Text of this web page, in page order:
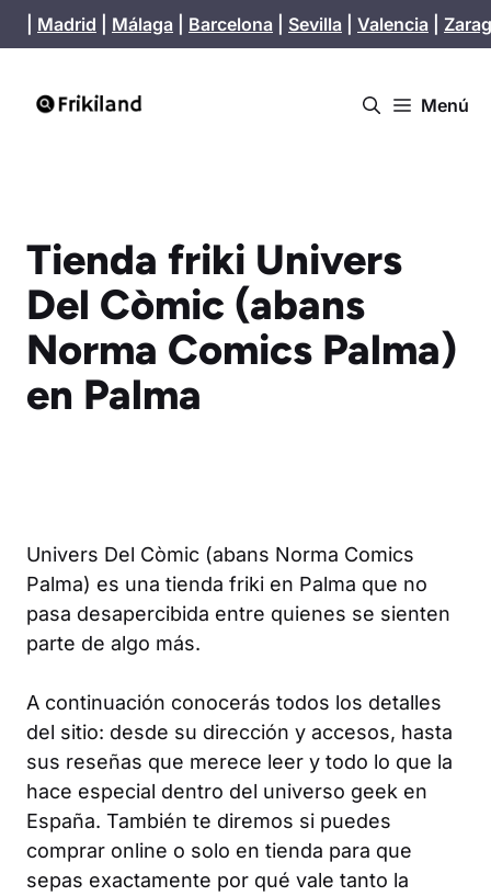
Saltar
al
Madrid Málaga Barcelona Sevilla Valencia
Menú
Tienda friki Univers
Del Còmic (abans
Norma Comics Palma)
en Palma
Univers Del Còmic (abans Norma Comics
Palma) es una tienda friki en Palma que no
pasa desapercibida entre quienes se sienten
parte de algo más.
A continuación conocerás todos los detalles
del sitio: desde su dirección y accesos, hasta
sus reseñas que merece leer y todo lo que la
hace especial dentro del universo geek en
España. También te diremos si puedes
comprar online o solo en tienda para que
sepas exactamente por qué vale tanto la